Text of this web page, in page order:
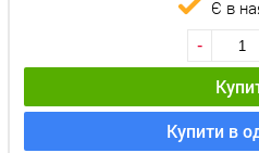
Є в
-
Купити в